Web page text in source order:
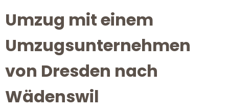
Umzug mit einem
Umzugsunternehmen
von Dresden nach
Wädenswil